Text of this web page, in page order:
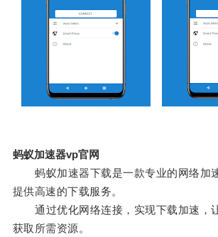
蚂蚁加速器vp官网
蚂蚁加速器下载是一款专业的网络加
提供高速的下载服务。
通过优化网络连接，实现下载加速，
获取所需资源。